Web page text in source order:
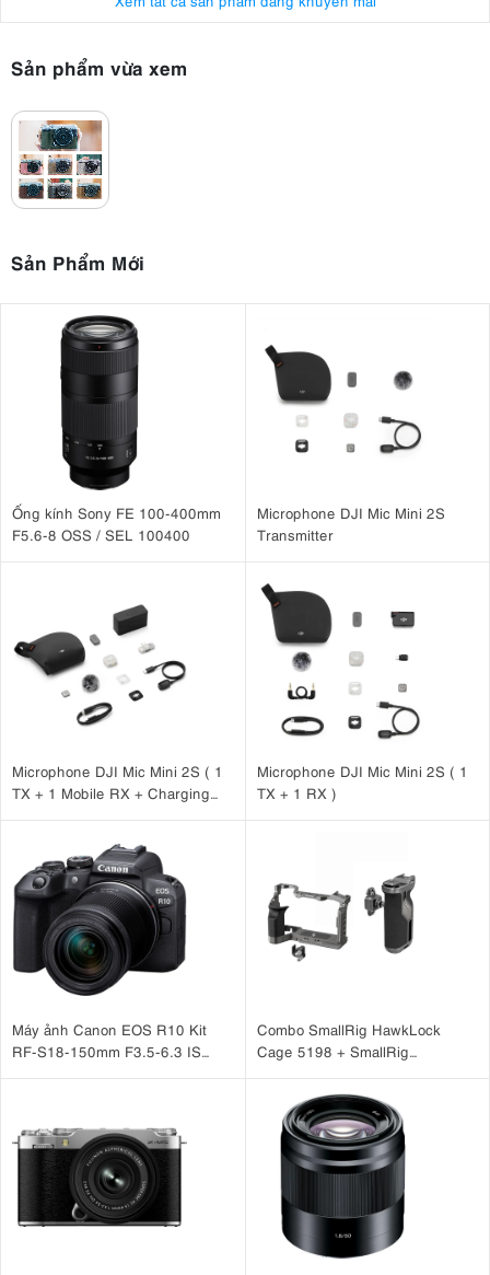
Sản phẩm vừa xem
Sản Phẩm Mới
Ống kính Sony FE 100-400mm
F5.6-8 OSS / SEL 100400
Microphone DJI Mic Mini 2S
Transmitter
Microphone DJI Mic Mini 2S ( 1
TX + 1 Mobile RX + Charging
Microphone DJI Mic Mini 2S ( 1
TX + 1 RX )
Máy ảnh Canon EOS R10 Kit
RF-S18-150mm F3.5-6.3 IS
Combo SmallRig HawkLock
Cage 5198 + SmallRig
A7CM2, A7CR